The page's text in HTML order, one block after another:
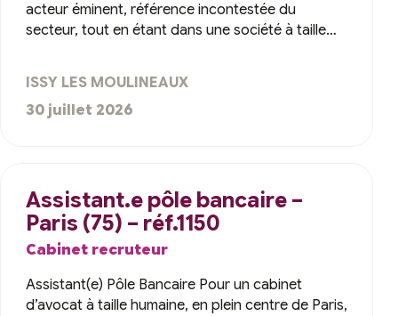
acteur éminent, référence incontestée du
secteur, tout en étant dans une société à taille…
ISSY LES MOULINEAUX
30 juillet 2026
Assistant.e pôle bancaire –
Paris (75) – réf.1150
Cabinet recruteur
Assistant(e) Pôle Bancaire Pour un cabinet
d’avocat à taille humaine, en plein centre de Paris,